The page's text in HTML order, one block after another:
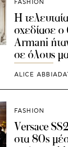
FASHION
Η
σχεδίασε
Armani
σε όλους
ALICE
FASHION
Versace
στα 80s